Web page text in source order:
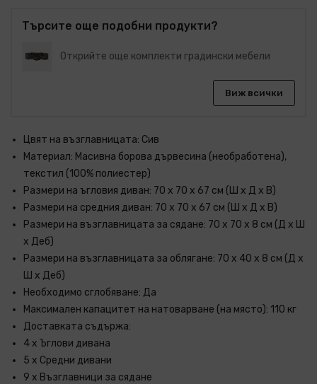
Търсите още подобни продукти?
Открийте още комплекти градински мебели
Виж всички
Цвят на възглавницата: Сив
Материал: Масивна борова дървесина (необработена),
текстил (100% полиестер)
Размери на ъгловия диван: 70 x 70 x 67 см (Ш x Д x В)
Размери на средния диван: 70 x 70 x 67 см (Ш x Д x В)
Размери на възглавницата за сядане: 70 x 70 x 8 см (Д x Ш
x Деб)
Размери на възглавницата за облягане: 70 x 40 x 8 см (Д х
Ш x Деб)
Необходимо сглобяване: Да
Максимален капацитет на натоварване (на място): 110 кг
Доставката съдържа:
4 х Ъглови дивана
5 х Средни дивани
9 x Възглавници за сядане